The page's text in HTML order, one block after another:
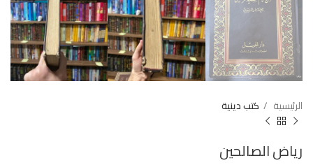
الرئيسية كتب دينية
رياض الصالحين